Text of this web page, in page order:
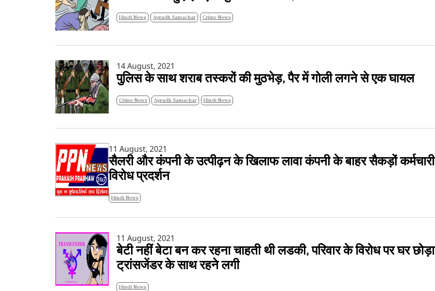
Hindi News Apradh Samachar Crime News
14 August, 2021
पुलिस के साथ शराब तस्करों की मुठभेड़, पैर में गोली लगने से एक घायल
Crime News Apradh Samachar Hindi News
11 August, 2021
सैलरी और कंपनी के उत्पीढ़न के खिलाफ लावा कंपनी के बाहर सैकड़ों
विरोध प्रदर्शन
Hindi News
11 August, 2021
बेटी नहीं बेटा बन कर रहना चाहती थी लडकी, परिवार के विरोध पर घर
ट्रांसजेंडर के साथ रहने लगी
Hindi News